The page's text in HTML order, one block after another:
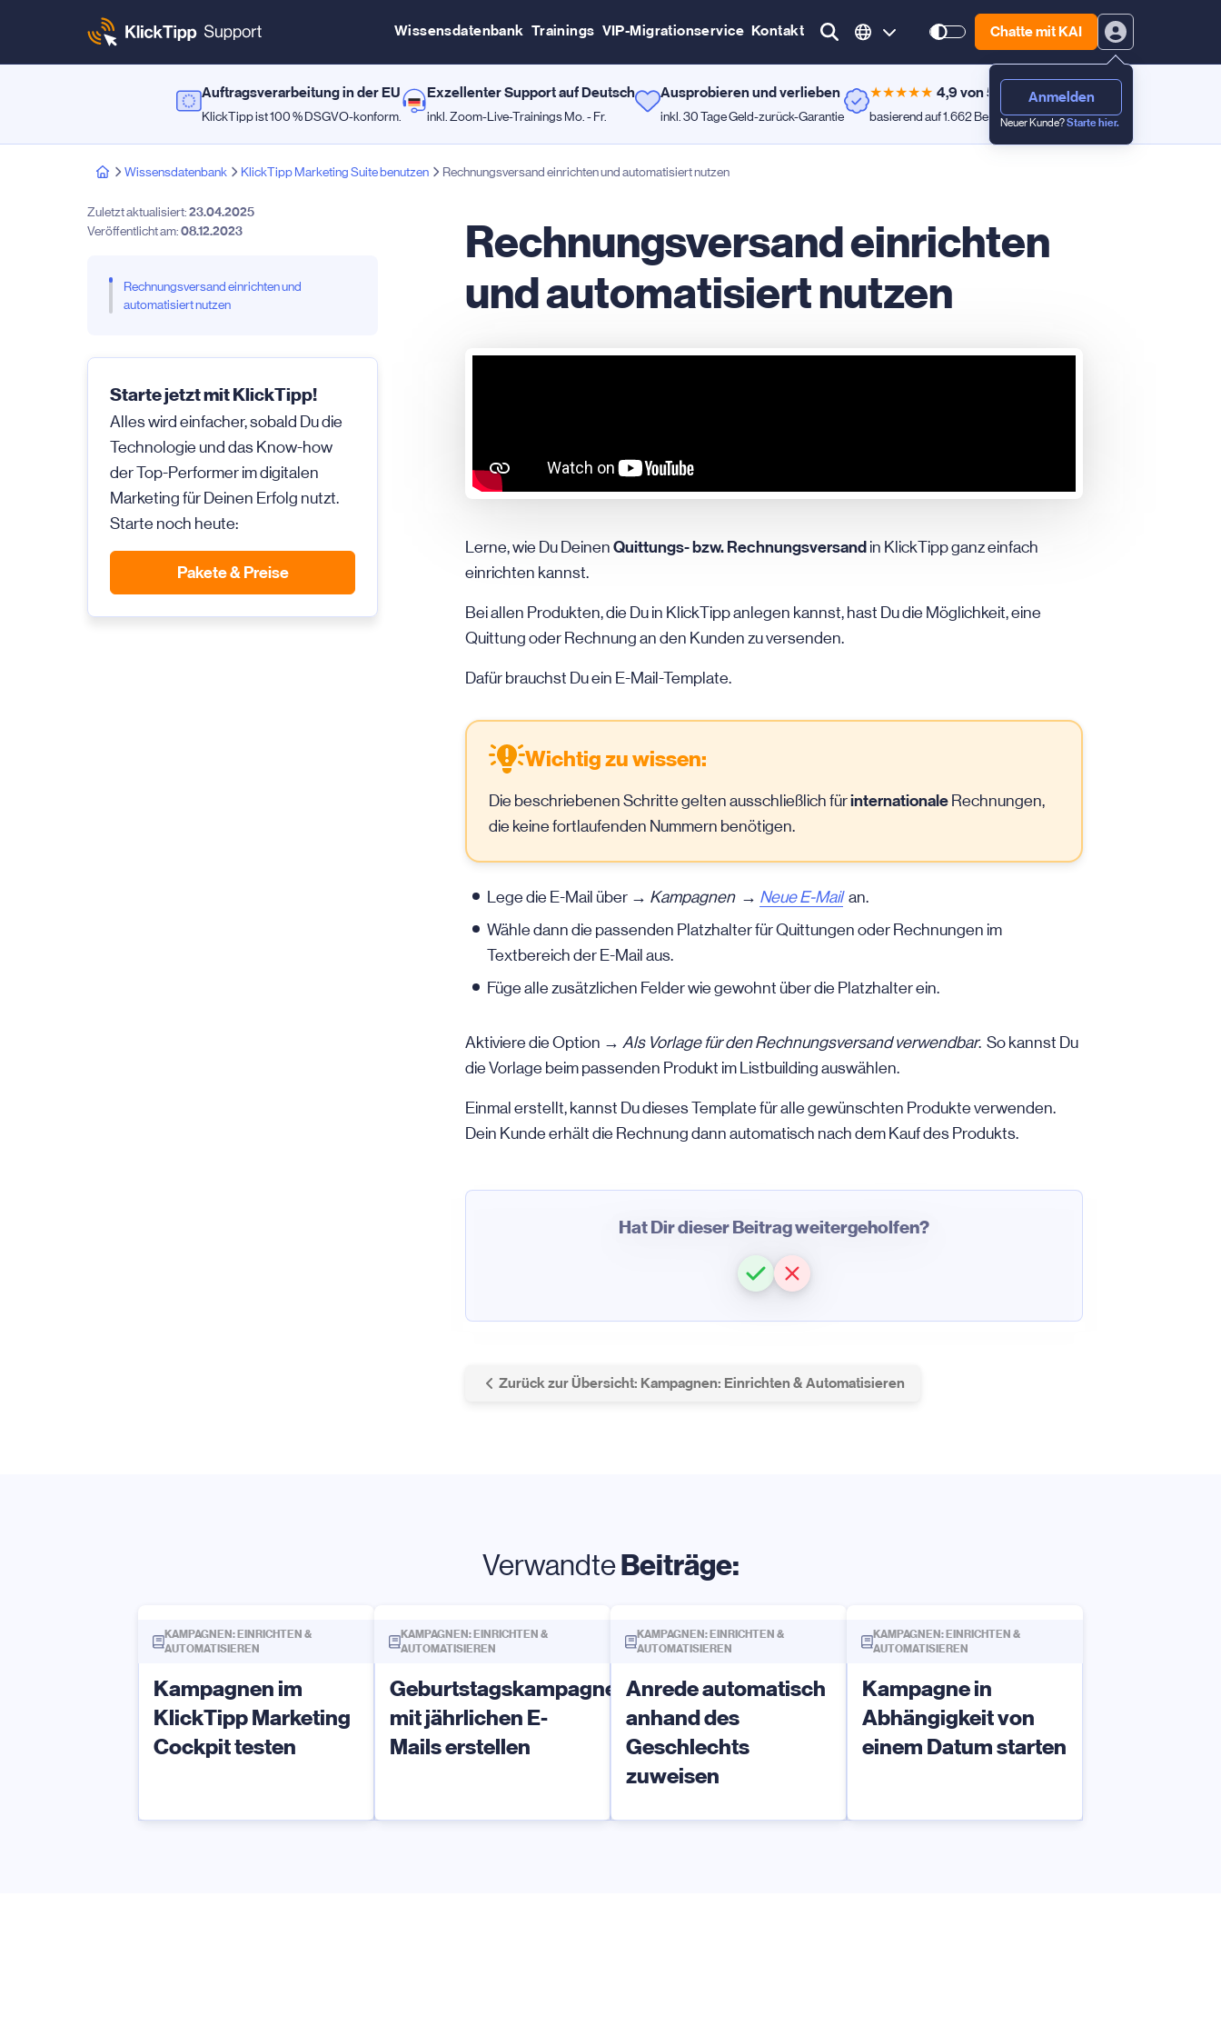
Wissensdatenbank Trainings VIP-Migrationservice Kontakt Chatte mit KAI
Anmelden
Neuer Kunde?Starte hier.
Auftragsverarbeitung in der EU
KlickTipp ist 100 % DSGVO-konform.
Exzellenter Support auf Deutsch
inkl. Zoom-Live-Trainings Mo. - Fr.
Ausprobieren und verlieben
inkl. 30 Tage Geld-zurück-Garantie
★★★★★ 4,9 von 5
basierend auf 1.662 Bewertungen
Wissensdatenbank KlickTipp Marketing Suite benutzen Rechnungsversand einrichten und automatisiert nutzen
Zuletzt aktualisiert:23.04.2025
Veröffentlicht am:08.12.2023
Rechnungsversand einrichten und
automatisiert nutzen
Starte jetzt mit KlickTipp!
Alles wird einfacher, sobald Du die
Technologie und das Know-how
der Top-Performer im digitalen
Marketing für Deinen Erfolg nutzt.
Starte noch heute:
Pakete & Preise
Rechnungsversand einrichten
und automatisiert nutzen
Lerne, wie Du Deinen Quittungs- bzw. Rechnungsversand in KlickTipp ganz einfach
einrichten kannst.
Bei allen Produkten, die Du in KlickTipp anlegen kannst, hast Du die Möglichkeit, eine
Quittung oder Rechnung an den Kunden zu versenden.
Dafür brauchst Du ein E-Mail-Template.
Wichtig zu wissen:
Die beschriebenen Schritte gelten ausschließlich fürinternationale Rechnungen,
die keine fortlaufenden Nummern benötigen.
Lege die E-Mail über → Kampagnen → NeueE-Mailan.
Wähle dann die passenden Platzhalter für Quittungen oder Rechnungen im
Textbereich der E-Mail aus.
Füge alle zusätzlichen Felder wie gewohnt über die Platzhalter ein.
Aktiviere die Option → Als Vorlage für den Rechnungsversand verwendbar. So kannst Du
die Vorlage beim passenden Produkt im Listbuilding auswählen.
Einmal erstellt, kannst Du dieses Template für alle gewünschten Produkte verwenden.
Dein Kunde erhält die Rechnung dann automatisch nach dem Kauf des Produkts.
Hat Dir dieser Beitrag weitergeholfen?
Zurück zur Übersicht: Kampagnen: Einrichten & Automatisieren
VerwandteBeiträge:
KAMPAGNEN: EINRICHTEN &
AUTOMATISIEREN
Kampagnen im
KlickTipp Marketing
Cockpit testen
KAMPAGNEN: EINRICHTEN &
AUTOMATISIEREN
Geburtstagskampagne
mit jährlichen E-
Mails erstellen
KAMPAGNEN: EINRICHTEN &
AUTOMATISIEREN
Anrede automatisch
anhand des
Geschlechts
zuweisen
KAMPAGNEN: EINRICHTEN &
AUTOMATISIEREN
Kampagne in
Abhängigkeit von
einem Datum starten